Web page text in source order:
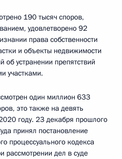
190 тысяч споров,
удовлетворено 92
права собственности
и объекты недвижимости
об устранении препятствий
участками.
один миллион 633
это также на девять
году. 23 декабря прошлого
принял постановление
процессуального кодекса
рассмотрении дел в суде